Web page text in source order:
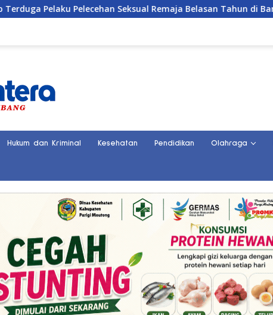
Pelecehan Seksual Remaja Belasan Tahun di Banggai
Hukum dan Kriminal Kesehatan Pendidikan Olahraga